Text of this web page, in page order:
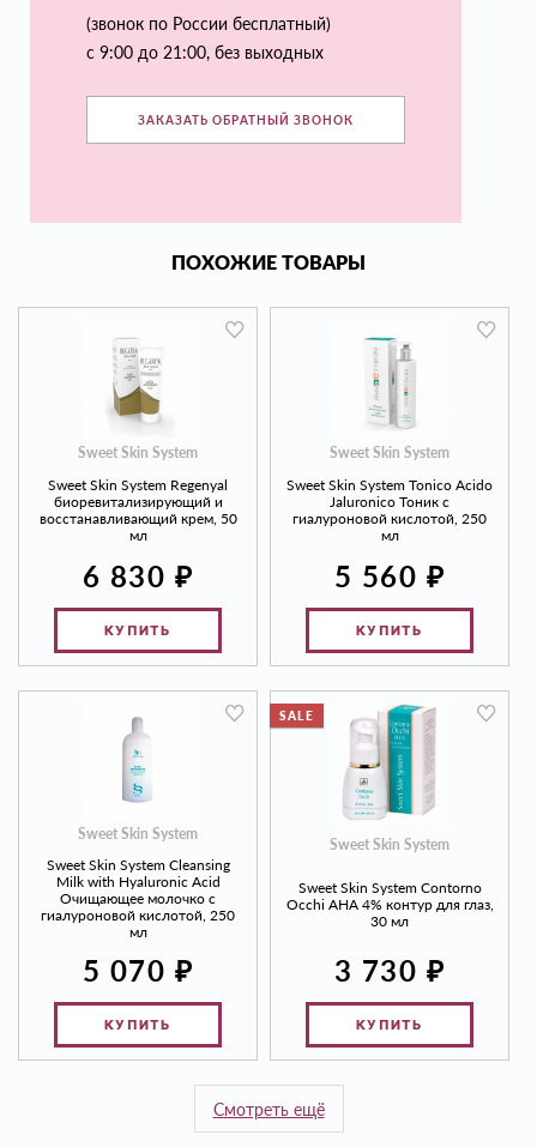
(звонок по России бесплатный)
с 9:00 до 21:00, без выходных
ЗАКАЗАТЬ ОБРАТНЫЙ ЗВОНОК
ПОХОЖИЕ ТОВАРЫ
Sweet Skin System
Sweet Skin System Regenyal
биоревитализирующий и
восстанавливающий крем, 50
мл
6 830 ₽
КУПИТЬ
Sweet Skin System
Sweet Skin System Tonico Acido
Jaluronico Тоник с
гиалуроновой кислотой, 250
мл
5 560 ₽
КУПИТЬ
Sweet Skin System
Sweet Skin System Cleansing
Milk with Hyaluronic Acid
Очищающее молочко с
гиалуроновой кислотой, 250
мл
5 070 ₽
КУПИТЬ
SALE
Sweet Skin System
Sweet Skin System Contorno
Occhi AHA 4% контур для глаз,
30 мл
3 730 ₽
КУПИТЬ
Смотреть ещё